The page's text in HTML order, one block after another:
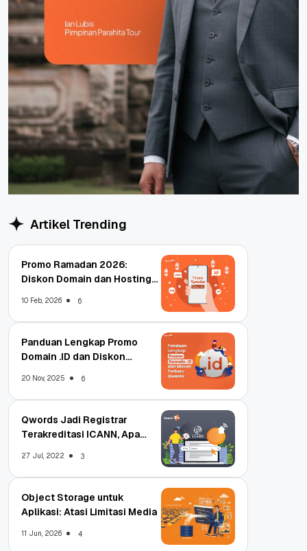
Artikel Trending
Promo Ramadan 2026:
Diskon Domain dan Hosting
10 Feb, 2026 6
Panduan Lengkap Promo
Domain .ID dan Diskon
20 Nov, 2025 6
Qwords Jadi Registrar
Terakreditasi ICANN, Apa
27 Jul, 2022 3
Object Storage untuk
Aplikasi: Atasi Limitasi Media
11 Jun, 2026 4